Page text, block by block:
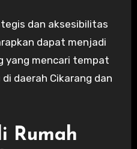
dan aksesibilitas
dapat menjadi
yang mencari tempat
daerah Cikarang dan
Rumah